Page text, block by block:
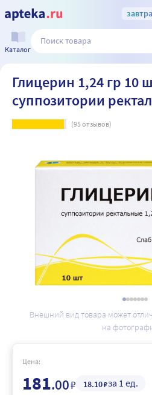
завтра
Каталог
Глицерин 1,24 гр 10
суппозитории
(95отзывов)
Внешний вид товара может
на
Цена:
181.00₽ 18.10₽за 1 ед.